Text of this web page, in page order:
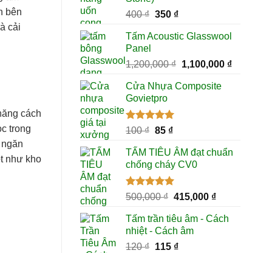
bên
cải
cách
trong
như kho
400₫ Giá
là:
350 ₫Giá
tại
350 ₫.
Tấm Acoustic Glasswool
Panel
1,200,000₫ Giá
là:
1,100,000 ₫Giá
Cửa Nhựa Composite
Govietpro
Được xếp
5 sao
100₫ Giá
là:
100 ₫.
85 ₫Giá
tại
là:
85 ₫.
TẤM TIÊU ÂM đạt chuẩn
chống cháy CV0
Được xếp
5 sao
500,000₫ Giá
là:
500,000 ₫.
415,000 ₫Giá
tại
Tấm trần tiêu âm - Cách
nhiệt - Cách âm
120₫ Giá
115 ₫Giá